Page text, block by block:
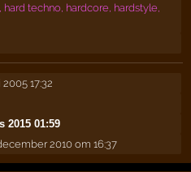
hard techno, hardcore, hardstyle,
17:32
2015 01:59
2010 om 16:37